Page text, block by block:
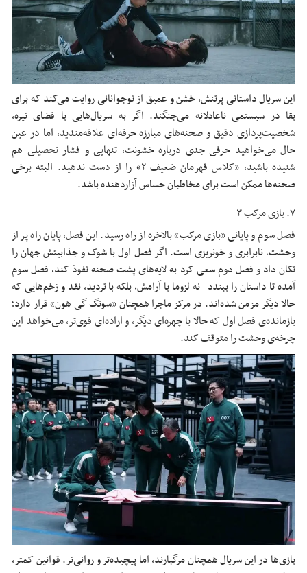
این سریال داستانی پرتنش، خشن و عمیق از نوجوانانی روایت می‌کند که برای
بقا در سیستمی ناعادلانه می‌جنگند. اگر به سریال‌هایی با فضای تیره،
شخصیت‌پردازی دقیق و صحنه‌های مبارزه حرفه‌ای علاقه‌مندید، اما در عین
حال می‌خواهید حرفی جدی درباره خشونت، تنهایی و فشار تحصیلی هم
شنیده باشید، «کلاس قهرمان ضعیف ۲» را از دست ندهید. البته برخی
صحنه‌ها ممکن است برای مخاطبان حساس آزاردهنده باشد.
۷. بازی مرکب ۳
فصل سوم و پایانی «بازی مرکب» بالاخره از راه رسید. این فصل، پایان راه پر از
وحشت، نابرابری و خونریزی است. اگر فصل اول با شوک و جذابیتش جهان را
تکان داد و فصل دوم سعی کرد به لایه‌های پشت صحنه نفوذ کند، فصل سوم
آمده تا داستان را ببندد نه ‌لزوما با آرامش، بلکه با تردید، نقد و زخم‌هایی که
حالا دیگر مزمن شده‌اند. در مرکز ماجرا همچنان «سونگ گی هون» قرار دارد؛
بازمانده‌ی فصل اول که حالا با چهره‌ای دیگر، و اراده‌ای قوی‌تر، می‌خواهد این
چرخه‌ی وحشت را متوقف کند.
بازی‌ها در این سریال همچنان مرگبارند، اما پیچیده‌تر و روانی‌تر. قوانین کمتر،